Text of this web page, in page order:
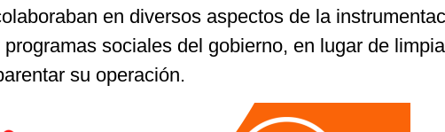
en diversos aspectos de la
sociales del gobierno, en lugar de
su operación.